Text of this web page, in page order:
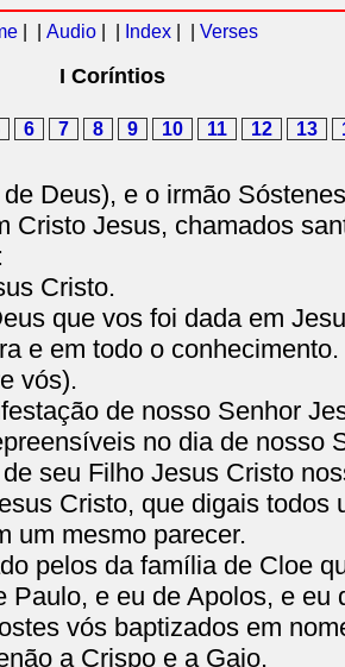
| | Audio| | Index| | Verses
I Coríntios
6 7 8 9 10 11 12 13
Deus), e o irmão
Jesus, chamados
Cristo.
que vos foi dada em
e em todo o conhecimento.
vós).
de nosso Senhor
no dia de nosso
seu Filho Jesus Cristo
Cristo, que digais
um mesmo parecer.
pelos da família de Cloe
e eu de Apolos, e eu
vós baptizados em
a Crispo e a Gaio.